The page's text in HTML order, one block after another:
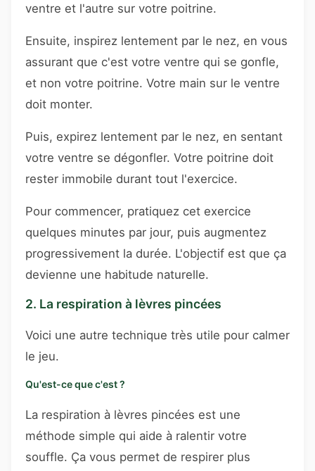
ventre et l'autre sur votre poitrine.
Ensuite, inspirez lentement par le nez, en vous
assurant que c'est votre ventre qui se gonfle,
et non votre poitrine. Votre main sur le ventre
doit monter.
Puis, expirez lentement par le nez, en sentant
votre ventre se dégonfler. Votre poitrine doit
rester immobile durant tout l'exercice.
Pour commencer, pratiquez cet exercice
quelques minutes par jour, puis augmentez
progressivement la durée. L'objectif est que ça
devienne une habitude naturelle.
2. La respiration à lèvres pincées
Voici une autre technique très utile pour calmer
le jeu.
Qu'est-ce que c'est ?
La respiration à lèvres pincées est une
méthode simple qui aide à ralentir votre
souffle. Ça vous permet de respirer plus